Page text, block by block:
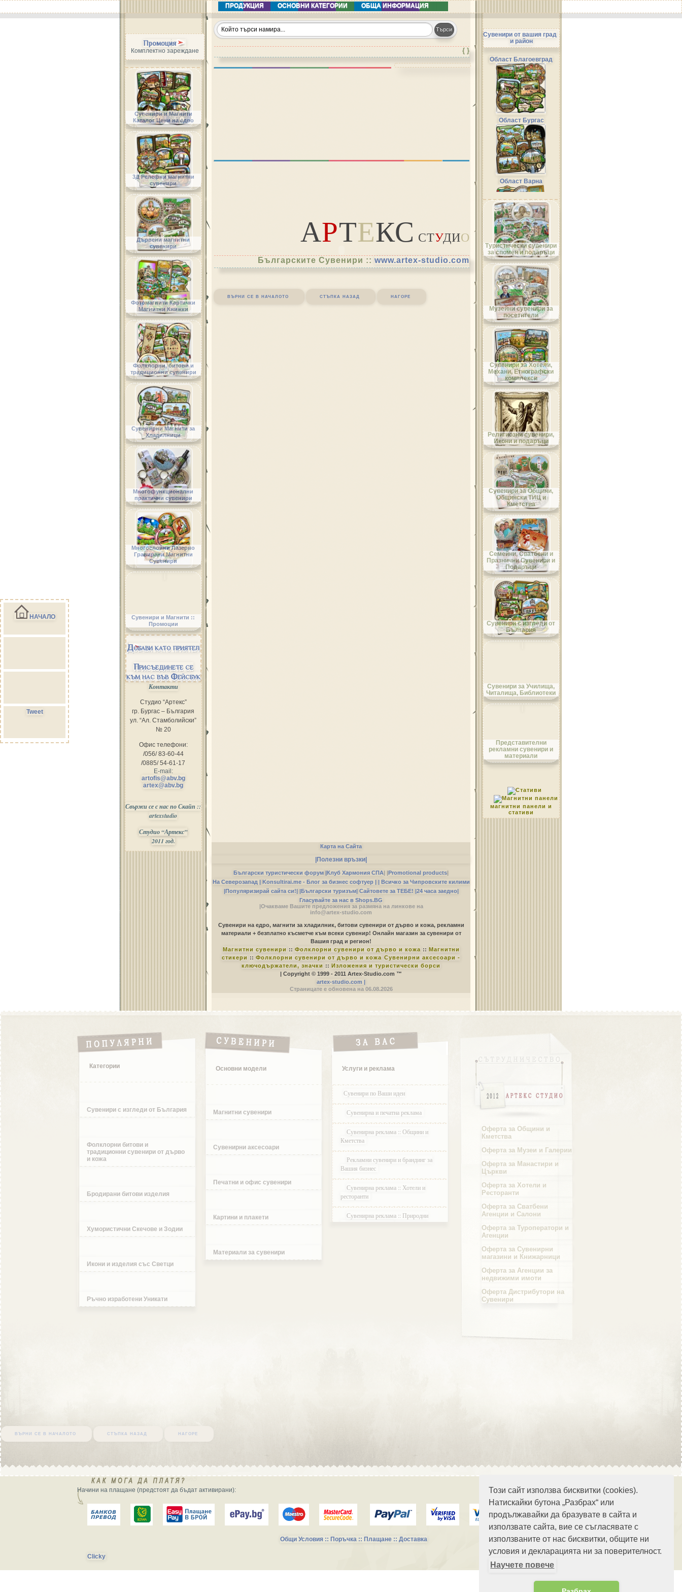
Този сайт използва бисквитки (cookies).
Натискайки бутона „Разбрах“ или
продължавайки да бразувате в сайта и
използвате сайта, вие се съгласявате с
използваните от нас бисквитки, общите ни
условия и декларацията ни за поверителност.
Научете повече
ПРОДУКЦИЯ ОСНОВНИ КАТЕГОРИИ ОБЩА ИНФОРМАЦИЯ
{ }
АРТЕКС СТУДИО
Българските Сувенири :: www.artex-studio.com
върни се в началото стъпка назад нагоре
Промоция
Комплектно зареждане
Сувенири и Магнити
Каталог Цени на едро
3Д Релефни магнитни
сувенири
Дървени магнитни
сувенири
Фотомагнити Картички
Магнитни Книжки
Фолклорни, битови и
традиционни сувенири
Сувенирни Магнити за
Хладилници
Многофункционални
практични сувенири
Многослойни Лазерно
Гравирани Магнитни
Сувенири
Сувенири и Магнити ::
Промоции
Добави като приятел
Присъединете се
към нас във Фейсбук
Контакти
Студио “Артекс”
гр. Бургас – България
ул. “Ал. Стамболийски”
№ 20
Офис телефони:
/056/ 83-60-44
/0885/ 54-61-17
E-mail:
artofis@abv.bg
artex@abv.bg
Свържи се с нас по Скайп ::
artexstudio
Студио “Артекс”
2011 год.
Сувенири от вашия град
и район
Област Благоевград
Област Бургас
Област Варна
Област Велико Търново
Област Видин
Област Враца
Област Габрово
Област Добрич
Област Кърджали
Област Кюстендил
Област Пазарджик
Област Русе
Област Силистра
Област Сливен
Област Смолян
Област София
Област Хасково
Област Шумен
Туристически сувенири
за спомен и подаръци
Музейни сувенири за
посетители
Сувенири за Хотели,
Механи, Етнографски
комплекси
Религиозни сувенири,
Икони и подаръци
Сувенири за Общини,
Общински ТИЦ и
Кметства
Семейни, Сватбени и
Празнични Сувенири и
Подаръци
Сувенири с изгледи от
България
Сувенири за Училища,
Читалища, Библиотеки
Представителни
рекламни сувенири и
материали
магнитни панели и
стативи
Карта на Сайта
|Полезни връзки|
Български туристически форум |Клуб Хармония СПА| |Promotional products|
На Северозапад | Konsultirai.me - Блог за бизнес софтуер | | Всичко за Чипровските килими
|Популяризирай сайта си!| |Български туризъм| Сайтовете за ТЕБЕ! |24 часа заедно|
Гласувайте за нас в Shops.BG
|Очакваме Вашите предложения за размяна на линкове на
info@artex-studio.com
Сувенири на едро, магнити за хладилник, битови сувенири от дърво и кожа, рекламни
материали + безплатно късметче към всеки сувенир! Онлайн магазин за сувенири от
Вашия град и регион!
Магнитни сувенири :: Фолклорни сувенири от дърво и кожа :: Магнитни
стикери :: Фолклорни сувенири от дърво и кожа Сувенирни аксесоари -
ключодържатели, значки :: Изложения и туристически борси
| Copyright © 1999 - 2011 Artex-Studio.com ™
artex-studio.com |
Страницате е обновена на 06.08.2026
Категории
Сувенири с изгледи от България
Фолклорни битови и
традиционни сувенири от дърво
и кожа
Бродирани битови изделия
Хумористични Скечове и Зодии
Икони и изделия със Светци
Ръчно изработени Уникати
Основни модели
Магнитни сувенири
Сувенирни аксесоари
Печатни и офис сувенири
Картини и плакети
Материали за сувенири
Услуги и реклама
Сувенири по Ваши идеи
Сувенирна и печатна реклама
Сувенирна реклама :: Общини и
Кметства
Рекламни сувенири и брандинг за
Вашия бизнес
Сувенирна реклама :: Хотели и
ресторанти
Сувенирна реклама :: Природни
паркове и Резервати
Оферта за Общини и
Кметства
Оферта за Музеи и Галерии
Оферта за Манастири и
Църкви
Оферта за Хотели и
Ресторанти
Оферта за Сватбени
Агенции и Салони
Оферта за Туроператори и
Агенции
Оферта за Сувенирни
магазини и Книжарници
Оферта за Агенции за
недвижими имоти
Оферта Дистрибутори на
Сувенири
върни се в началото стъпка назад нагоре
Начини на плащане (предстоят да бъдат активирани):
Общи Условия :: Поръчка :: Плащане :: Доставка
Clicky
НАЧАЛО
Tweet